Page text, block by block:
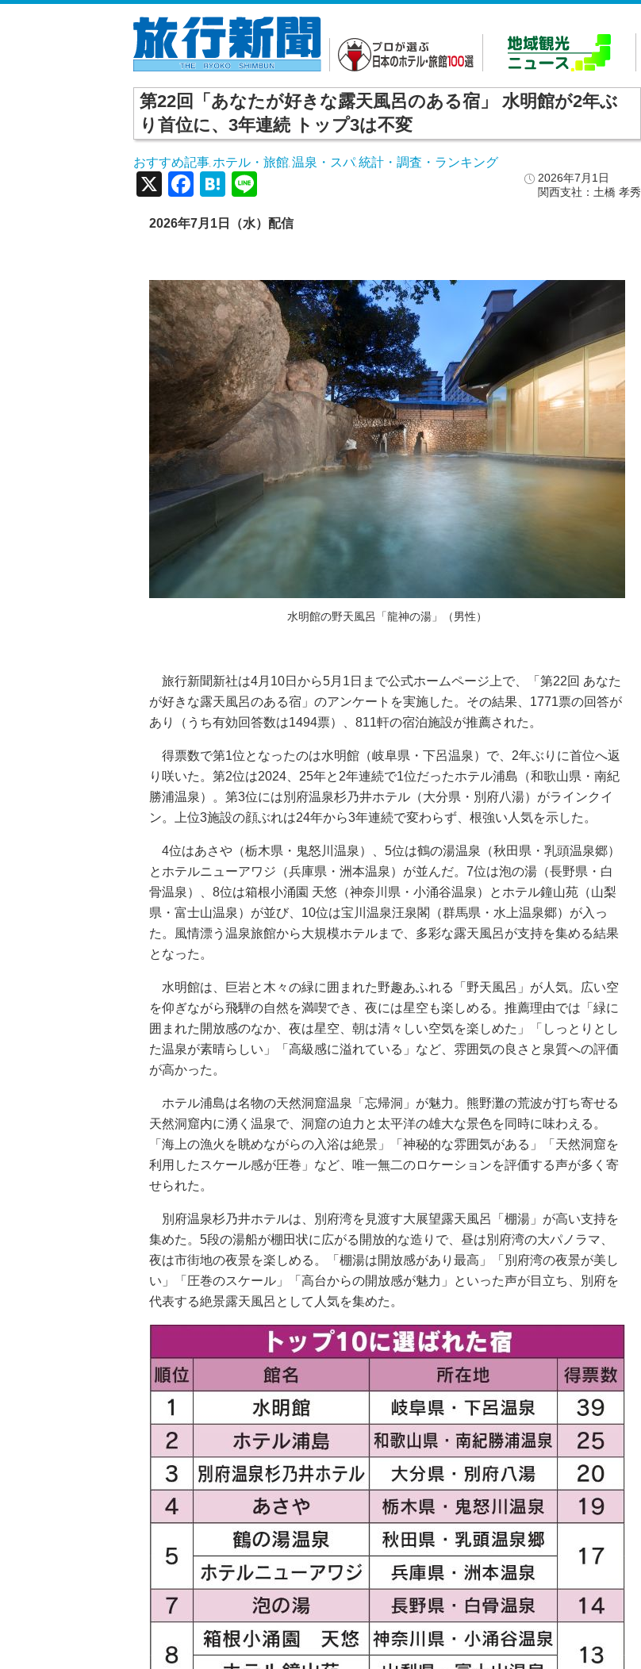
第22回「あなたが好きな露天風呂のある宿」 水明館が2年ぶ
り首位に、3年連続 トップ3は不変
おすすめ記事 ホテル・旅館 温泉・スパ ,統計・調査・ランキング
2026年7月1日
関西支社：土橋 孝秀
X Facebook
Hatena
2026年7月1日（水）配信
水明館の野天風呂「龍神の湯」（男性）
旅行新聞新社は4月10日から5月1日まで公式ホームページ上で、「第22回 あなた
が好きな露天風呂のある宿」のアンケートを実施した。その結果、1771票の回答が
あり（うち有効回答数は1494票）、811軒の宿泊施設が推薦された。
得票数で第1位となったのは水明館（岐阜県・下呂温泉）で、2年ぶりに首位へ返
り咲いた。第2位は2024、25年と2年連続で1位だったホテル浦島（和歌山県・南紀
勝浦温泉）。第3位には別府温泉杉乃井ホテル（大分県・別府八湯）がラインクイ
ン。上位3施設の顔ぶれは24年から3年連続で変わらず、根強い人気を示した。
4位はあさや（栃木県・鬼怒川温泉）、5位は鶴の湯温泉（秋田県・乳頭温泉郷）
とホテルニューアワジ（兵庫県・洲本温泉）が並んだ。7位は泡の湯（長野県・白
骨温泉）、8位は箱根小涌園 天悠（神奈川県・小涌谷温泉）とホテル鐘山苑（山梨
県・富士山温泉）が並び、10位は宝川温泉汪泉閣（群馬県・水上温泉郷）が入っ
た。風情漂う温泉旅館から大規模ホテルまで、多彩な露天風呂が支持を集める結果
となった。
水明館は、巨岩と木々の緑に囲まれた野趣あふれる「野天風呂」が人気。広い空
を仰ぎながら飛騨の自然を満喫でき、夜には星空も楽しめる。推薦理由では「緑に
囲まれた開放感のなか、夜は星空、朝は清々しい空気を楽しめた」「しっとりとし
た温泉が素晴らしい」「高級感に溢れている」など、雰囲気の良さと泉質への評価
が高かった。
ホテル浦島は名物の天然洞窟温泉「忘帰洞」が魅力。熊野灘の荒波が打ち寄せる
天然洞窟内に湧く温泉で、洞窟の迫力と太平洋の雄大な景色を同時に味わえる。
「海上の漁火を眺めながらの入浴は絶景」「神秘的な雰囲気がある」「天然洞窟を
利用したスケール感が圧巻」など、唯一無二のロケーションを評価する声が多く寄
せられた。
別府温泉杉乃井ホテルは、別府湾を見渡す大展望露天風呂「棚湯」が高い支持を
集めた。5段の湯船が棚田状に広がる開放的な造りで、昼は別府湾の大パノラマ、
夜は市街地の夜景を楽しめる。「棚湯は開放感があり最高」「別府湾の夜景が美し
い」「圧巻のスケール」「高台からの開放感が魅力」といった声が目立ち、別府を
代表する絶景露天風呂として人気を集めた。